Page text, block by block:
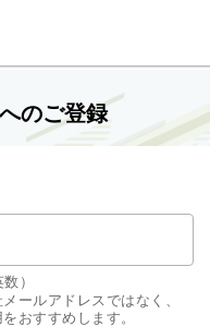
のご登録
）
ールアドレスではなく、
おすすめします。